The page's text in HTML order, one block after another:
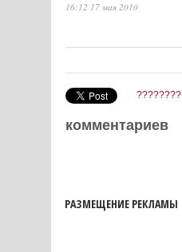
16:12 17 мая 2010
????????
комментариев
РАЗМЕЩЕНИЕ РЕКЛАМЫ